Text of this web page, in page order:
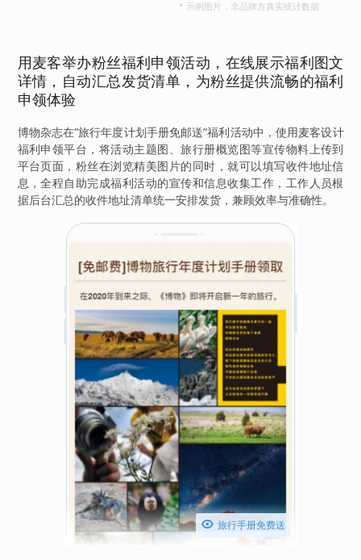
* 示例图片，非品牌方真实统计数据
用麦客举办粉丝福利申领活动，在线展示福利图文
详情，自动汇总发货清单，为粉丝提供流畅的福利
申领体验
博物杂志在“旅行年度计划手册免邮送”福利活动中，使用麦客设计
福利申领平台，将活动主题图、旅行册概览图等宣传物料上传到
平台页面，粉丝在浏览精美图片的同时，就可以填写收件地址信
息，全程自助完成福利活动的宣传和信息收集工作，工作人员根
据后台汇总的收件地址清单统一安排发货，兼顾效率与准确性。
 旅行手册免费送